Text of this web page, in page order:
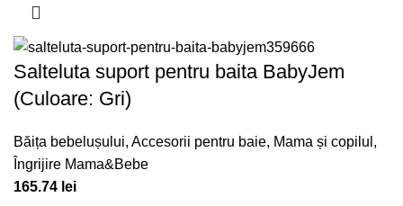
Salteluta suport pentru baita BabyJem
(Culoare: Gri)
Băița bebelușului, Accesorii pentru baie, Mama și copilul ,
Îngrijire Mama&Bebe
165.74 lei